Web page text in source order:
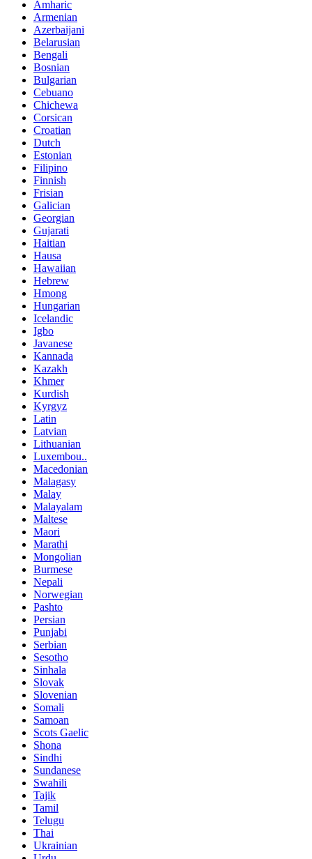
Amharic
Armenian
Azerbaijani
Belarusian
Bengali
Bosnian
Bulgarian
Cebuano
Chichewa
Corsican
Croatian
Dutch
Estonian
Filipino
Finnish
Frisian
Galician
Georgian
Gujarati
Haitian
Hausa
Hawaiian
Hebrew
Hmong
Hungarian
Icelandic
Igbo
Javanese
Kannada
Kazakh
Khmer
Kurdish
Kyrgyz
Latin
Latvian
Lithuanian
Luxembou..
Macedonian
Malagasy
Malay
Malayalam
Maltese
Maori
Marathi
Mongolian
Burmese
Nepali
Norwegian
Pashto
Persian
Punjabi
Serbian
Sesotho
Sinhala
Slovak
Slovenian
Somali
Samoan
Scots Gaelic
Shona
Sindhi
Sundanese
Swahili
Tajik
Tamil
Telugu
Thai
Ukrainian